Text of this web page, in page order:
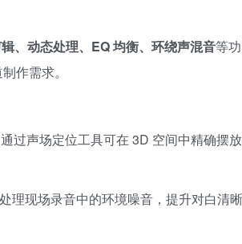
、动态处理、EQ 均衡、环绕声混音等功
作需求。
过声场定位工具可在 3D 空间中精确摆放
理现场录音中的环境噪音，提升对白清晰